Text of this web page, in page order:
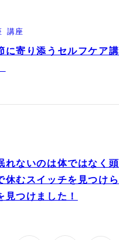
講座
に寄り添うセルフケア
れないのは体ではなく
休むスイッチを見つけ
見つけました！